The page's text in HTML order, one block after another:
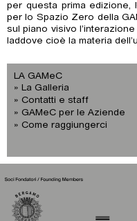
per questa prima edizione,
per lo Spazio Zero della
sul piano visivo
laddove cioè la materia
LA GAMeC
La Galleria
Contatti e staff
GAMeC per le Aziende
Come raggiungerci